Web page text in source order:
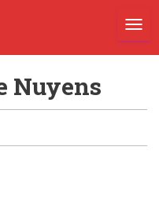
Nuyens